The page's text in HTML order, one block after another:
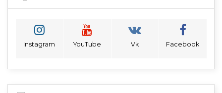
Instagram YouTube Vk Facebook